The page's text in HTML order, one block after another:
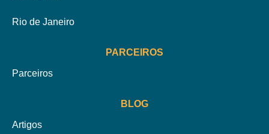
Rio de Janeiro
PARCEIROS
Parceiros
BLOG
Artigos